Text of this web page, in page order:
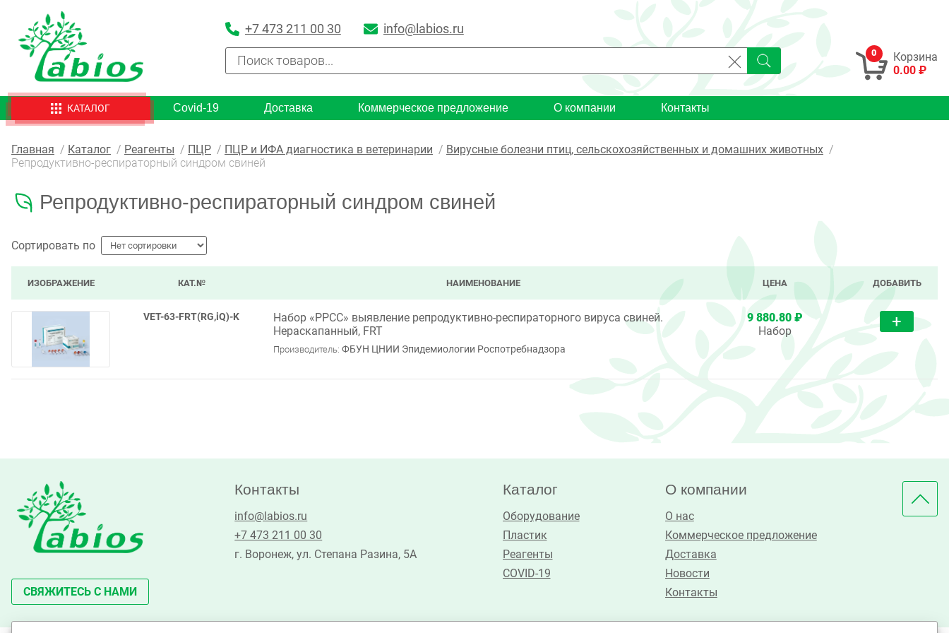
+7 473 211 00 30 info@labios.ru
0
Корзина
0.00 ₽
КАТАЛОГ Covid-19 Доставка Коммерческое предложение О компании Контакты
Главная Каталог Реагенты ПЦР ПЦР и ИФА диагностика в ветеринарии
Вирусные болезни птиц, сельскохозяйственных и домашних животных
Репродуктивно-респираторный синдром свиней
Репродуктивно-респираторный синдром свиней
Сортировать по
ИЗОБРАЖЕНИЕ КАТ.№ НАИМЕНОВАНИЕ ЦЕНА ДОБАВИТЬ
VET-63-FRT(RG,iQ)-K
Набор «РРСС» выявление репродуктивно-респираторного вируса свиней.
Нераскапанный, FRT
Производитель: ФБУН ЦНИИ Эпидемиологии Роспотребнадзора
9 880.80 ₽
Набор
СВЯЖИТЕСЬ С НАМИ
Контакты
info@labios.ru
+7 473 211 00 30
г. Воронеж, ул. Степана Разина, 5А
Каталог
Оборудование
Пластик
Реагенты
COVID-19
О компании
О нас
Коммерческое предложение
Доставка
Новости
Контакты